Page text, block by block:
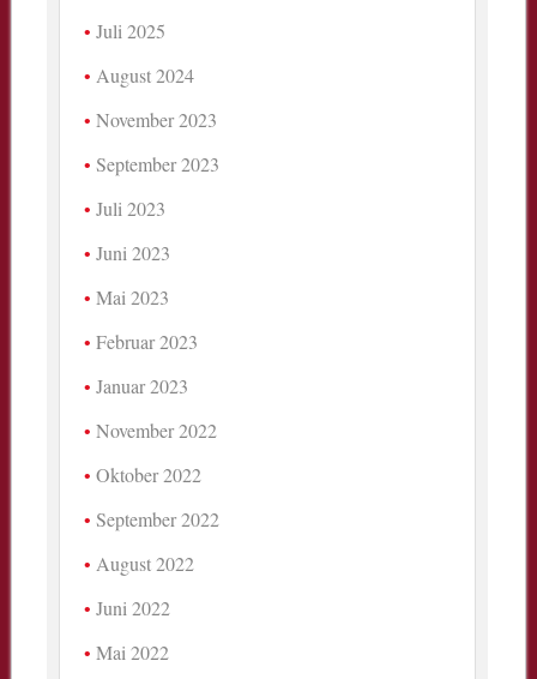
Juli 2025
August 2024
November 2023
September 2023
Juli 2023
Juni 2023
Mai 2023
Februar 2023
Januar 2023
November 2022
Oktober 2022
September 2022
August 2022
Juni 2022
Mai 2022